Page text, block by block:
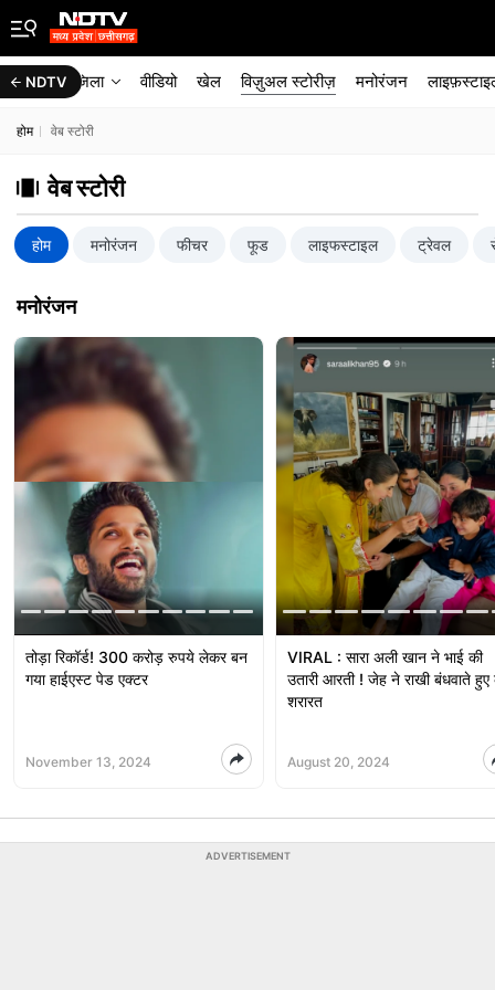
NDTV जिला वीडियो खेल विज़ुअल स्टोरीज़ मनोरंजन
होम वेब स्टोरी
वेब स्टोरी
होम मनोरंजन फीचर फूड लाइफस्‍टाइल ट्रेवल
मनोरंजन
तोड़ा रिकॉर्ड! 300 करोड़ रुपये लेकर बन
गया हाईएस्ट पेड एक्टर
November 13, 2024
VIRAL : सारा अली खान ने भाई की
उतारी आरती ! जेह ने राखी बंधवाते हुए
शरारत
August 20, 2024
ADVERTISEMENT